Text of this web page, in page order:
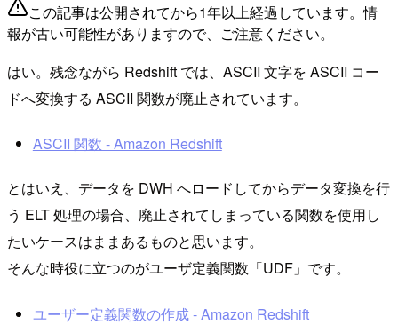
この記事は公開されてから1年以上経過しています。情
報が古い可能性がありますので、ご注意ください。
はい。残念ながら Redshift では、ASCII 文字を ASCII コー
ドへ変換する ASCII 関数が廃止されています。
ASCII 関数 - Amazon Redshift
とはいえ、データを DWH へロードしてからデータ変換を行
う ELT 処理の場合、廃止されてしまっている関数を使用し
たいケースはままあるものと思います。
そんな時役に立つのがユーザ定義関数「UDF」です。
ユーザー定義関数の作成 - Amazon Redshift